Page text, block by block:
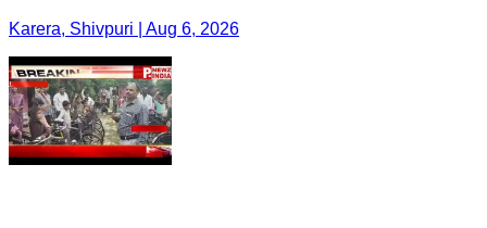
Karera, Shivpuri | Aug 6, 2026